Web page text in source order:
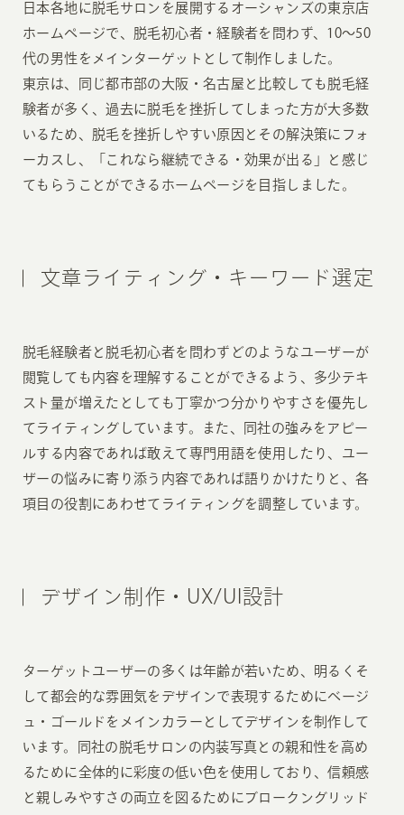
日本各地に脱毛サロンを展開するオーシャンズの東京店
ホームページで、脱毛初心者・経験者を問わず、10〜50
代の男性をメインターゲットとして制作しました。
東京は、同じ都市部の大阪・名古屋と比較しても脱毛経
験者が多く、過去に脱毛を挫折してしまった方が大多数
いるため、脱毛を挫折しやすい原因とその解決策にフォ
ーカスし、「これなら継続できる・効果が出る」と感じ
てもらうことができるホームページを目指しました。
文章ライティング・キーワード選定
脱毛経験者と脱毛初心者を問わずどのようなユーザーが
閲覧しても内容を理解することができるよう、多少テキ
スト量が増えたとしても丁寧かつ分かりやすさを優先し
てライティングしています。また、同社の強みをアピー
ルする内容であれば敢えて専門用語を使用したり、ユー
ザーの悩みに寄り添う内容であれば語りかけたりと、各
項目の役割にあわせてライティングを調整しています。
デザイン制作・UX/UI設計
ターゲットユーザーの多くは年齢が若いため、明るくそ
して都会的な雰囲気をデザインで表現するためにベージ
ュ・ゴールドをメインカラーとしてデザインを制作して
います。同社の脱毛サロンの内装写真との親和性を高め
るために全体的に彩度の低い色を使用しており、信頼感
と親しみやすさの両立を図るためにブロークングリッド